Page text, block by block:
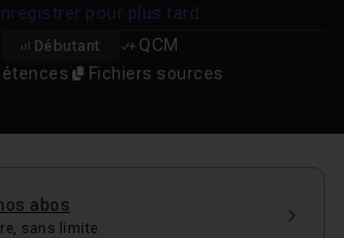
Débutant
QCM
Fichiers sources
pour plus tard
abos
sans limite